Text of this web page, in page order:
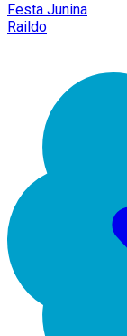
Festa Junina
Raildo